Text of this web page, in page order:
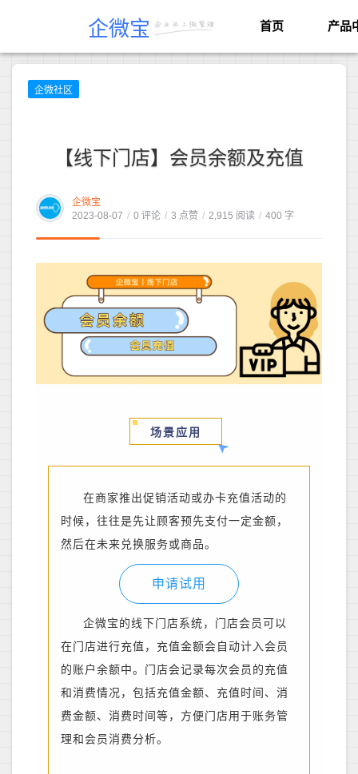
企微宝 首页 产品
企微社区
【线下门店】会员余额及充值
企微宝
2023-08-07 / 0 评论 / 3 点赞 / 2,915 阅读 / 400 字
场景应用
在商家推出促销活动或办卡充值活动的
时候 ，往往是先让顾客预先支付一定金额，
然后在未来兑换服务或商品。
申请试用
企微宝的线下门店系统，门店会员可以
在门店进行充值，充值金额会自动计入会员
的账户余额中。 门店会记录每次会员的充值
和消费情况，包括充值金额、充值时间、消
费金额、消费时间等，方便门店用于账务管
理和会员消费分析。